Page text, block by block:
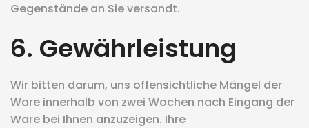
Gegenstände an Sie versandt.
6. Gewährleistung
Wir bitten darum, uns offensichtliche Mängel der
Ware innerhalb von zwei Wochen nach Eingang der
Ware bei Ihnen anzuzeigen. Ihre